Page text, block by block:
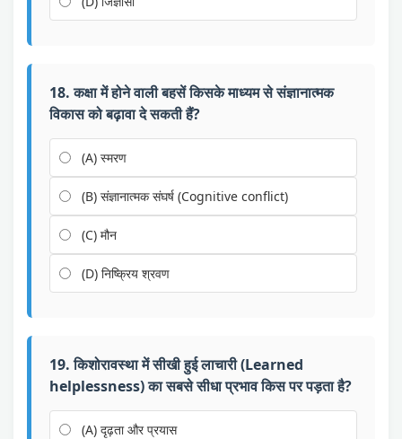
18. कक्षा में होने वाली बहसें किसके माध्यम से संज्ञानात्मक
विकास को बढ़ावा दे सकती हैं?
(A) स्मरण
(B) संज्ञानात्मक संघर्ष (Cognitive conflict)
(C) मौन
(D) निष्क्रिय श्रवण
19. किशोरावस्था में सीखी हुई लाचारी (Learned
helplessness) का सबसे सीधा प्रभाव किस पर पड़ता है?
(A) दृढ़ता और प्रयास